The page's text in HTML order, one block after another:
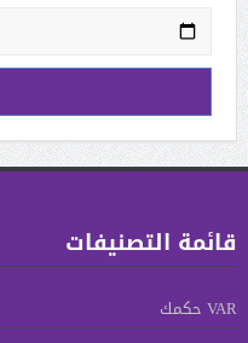
قائمة التصنيفات
VAR حكمك